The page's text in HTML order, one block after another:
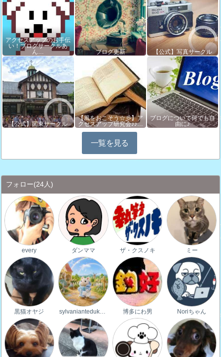
アクセスアップのお手伝
い！ブログサークルあ
ん…
ブログ更新 【公式】写真サークル
【公式】関東サークル
【風をおこそう☆彡】ア
クセスアップ研究会♪♪…
ブログについて何でも自
由に♪
一覧を見る
フォロー(24人)
every ダンママ ザ・クスノキ ミー
黒猫オヤジ sylvaniantedukur… 博多にわ男 Noriちゃん